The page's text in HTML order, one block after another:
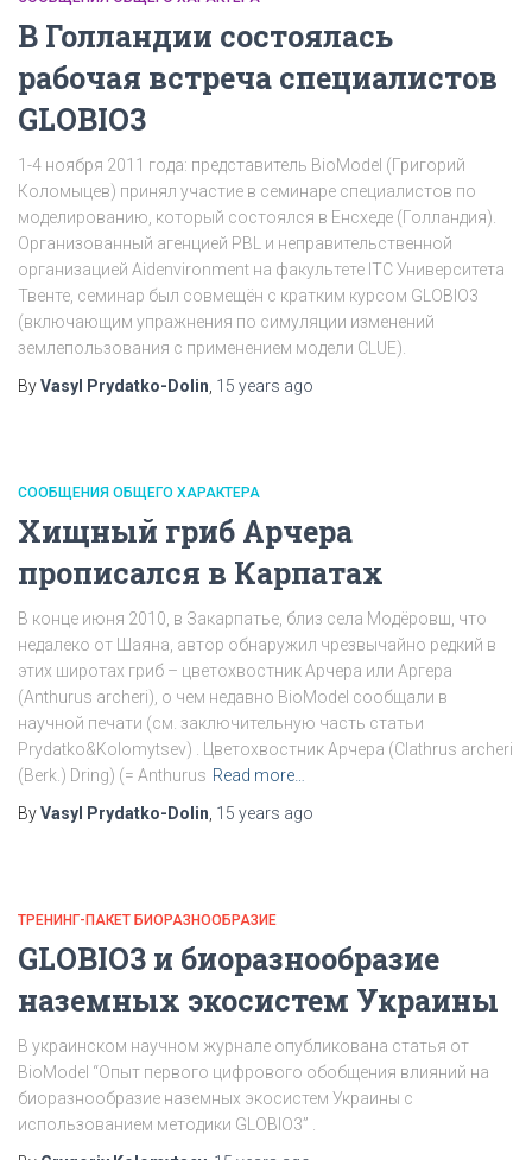
В Голландии состоялась
рабочая встреча специалистов
GLOBIO3
1-4 ноября 2011 года: представитель BioModel (Григорий
Коломыцев) принял участие в семинаре специалистов по
моделированию, который состоялся в Енсхеде (Голландия).
Организованный агенцией PBL и неправительственной
организацией Aidenvironment на факультете ITC Университета
Твенте, семинар был совмещён с кратким курсом GLOBIO3
(включающим упражнения по симуляции изменений
землепользования с применением модели CLUE).
ByVasyl Prydatko-Dolin 15 years ago
СООБЩЕНИЯ ОБЩЕГО ХАРАКТЕРА
Хищный гриб Арчера
прописался в Карпатах
В конце июня 2010, в Закарпатье, близ села Модёровш, что
недалеко от Шаяна, автор обнаружил чрезвычайно редкий в
этих широтах гриб – цветохвостник Арчера или Аргера
(Anthurus archeri), о чем недавно BioModel сообщали в
научной печати (см. заключительную часть статьи
Prydatko&Kolomytsev) . Цветохвостник Арчера (Clathrus archeri
(Berk.) Dring) (= Anthurus Read more…
ByVasyl Prydatko-Dolin 15 years ago
ТРЕНИНГ-ПАКЕТ БИОРАЗНООБРАЗИЕ
GLOBIO3 и биоразнообразие
наземных экосистем Украины
В украинском научном журнале опубликована статья от
BioModel “Опыт первого цифрового обобщения влияний на
биоразнообразие наземных экосистем Украины с
использованием методики GLOBIO3” .